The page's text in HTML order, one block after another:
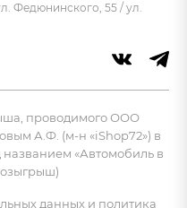
Федюнинского, 55 / ул.
данных и политика
проводимого ООО
А.Ф. (м-н «iShop72») в
названием «Автомобиль в